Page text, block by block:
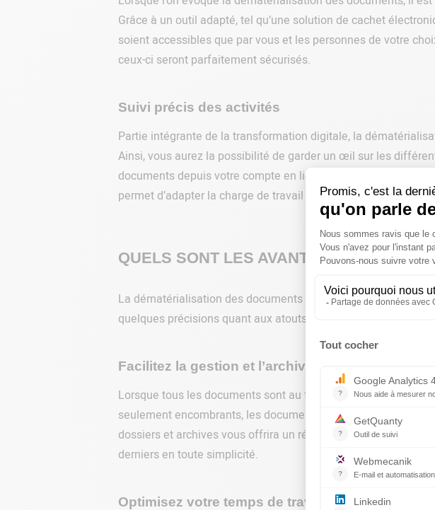
Grâce à un outil adapté, tel qu’une solution de cachet
soient accessibles que par vous et les personnes de votre
ceux-ci seront parfaitement sécurisés.
Suivi précis des activités
Partie intégrante de la transformation digitale, la
Ainsi, vous aurez la possibilité de garder un œil sur les
documents depuis votre compte en ligne, et gagnez du temps
permet d’adapter la charge de travail de vos collaborateurs, en
QUELS SONT LES AVANTAGES DE LA
La dématérialisation des documents présente de nombreux
quelques précisions quant aux atouts proposés par une telle
Facilitez la gestion et l’archivage
Lorsque tous les documents sont au format papier, la gestion
seulement encombrants, les documents au format papier
dossiers et archives vous offrira un réel gain de temps et
derniers en toute simplicité.
Optimisez votre temps de travail